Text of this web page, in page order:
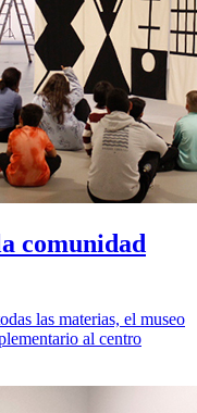
comunidad
las materias, el museo
al centro